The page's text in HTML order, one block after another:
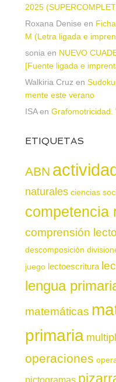
2025
Roxana Denise en
M (Letra ligada e
sonia en NUEVO
[Fuente ligada e
Walkiria Cruz en
mente este verano
ISAen Grafomotricidad.
ETIQUETAS
ABN
naturales ciencias
competencia
comprensión
descomposición
juego lectoescritura
lengua
matemáticas
primaria
operaciones
pictogramas